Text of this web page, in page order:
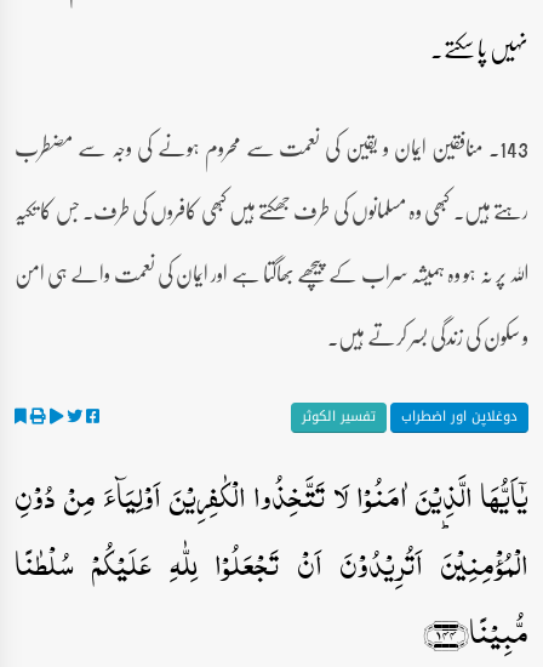
نہیں پا سکتے۔
143۔ منافقین ایمان و یقین کی نعمت سے محروم ہونے کی وجہ سے مضطرب
رہتے ہیں۔ کبھی وہ مسلمانوں کی طرف جھکتے ہیں کبھی کافروں کی طرف۔ جس کا تکیہ
اللہ پر نہ ہو وہ ہمیشہ سراب کے پیچھے بھاگتا ہے اور ایمان کی نعمت والے ہی امن
و سکون کی زندگی بسر کرتے ہیں۔
دوغلاپن اور اضطراب تفسیر الکوثر
یٰۤاَیُّہَا الَّذِیۡنَ اٰمَنُوۡا لَا تَتَّخِذُوا الۡکٰفِرِیۡنَ اَوۡلِیَآءَ مِنۡ دُوۡنِ
الۡمُؤۡمِنِیۡنَؕ اَتُرِیۡدُوۡنَ اَنۡ تَجۡعَلُوۡا لِلّٰہِ عَلَیۡکُمۡ سُلۡطٰنًا
مُّبِیۡنًا﴿۱۴۴﴾